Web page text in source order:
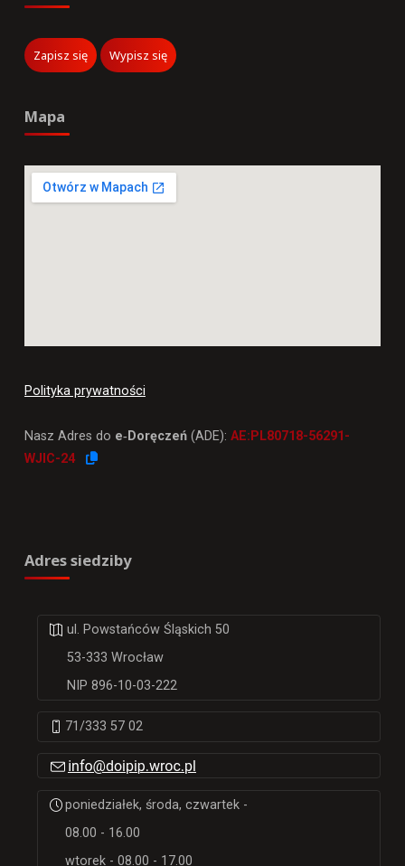
Mapa
Polityka prywatności
Nasz Adres do e‑Doręczeń(ADE): AE:PL80718-56291-
WJIC-24
Adres siedziby
ul. Powstańców Śląskich 50
53-333 Wrocław
NIP 896-10-03-222
71/333 57 02
poniedziałek, środa, czwartek -
08.00 - 16.00
wtorek - 08.00 - 17.00